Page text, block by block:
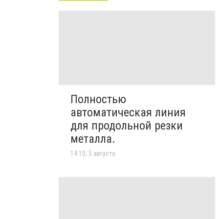
Полностью
автоматическая линия
для продольной резки
металла.
14:10, 5 августа